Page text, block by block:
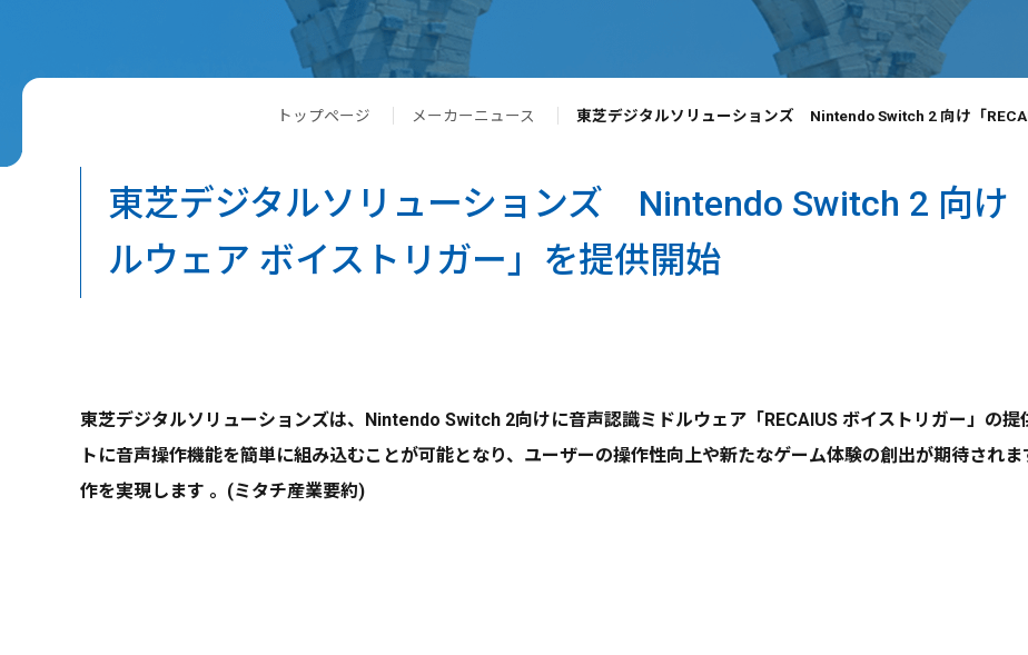
トップページ メーカーニュース 東芝デジタルソリューションズ Nintendo Switch 2 向け「
東芝デジタルソリューションズ Nintendo Switch 2 向け
ルウェア ボイストリガー」を提供開始
東芝デジタルソリューションズは、Nintendo Switch 2向けに音声認識ミドルウェア「RECAIUS ボイストリガー」の
トに音声操作機能を簡単に組み込むことが可能となり、ユーザーの操作性向上や新たなゲーム体験の創出が期待され
作を実現します 。(ミタチ産業要約)